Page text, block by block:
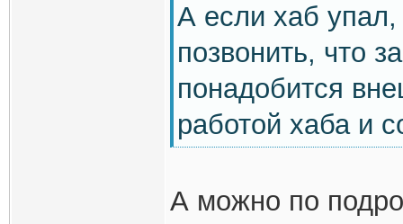
А если хаб
позвонить, что
понадобится
работой хаба и
А можно по